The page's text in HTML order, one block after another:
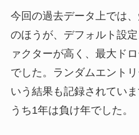
今回の過去データ上では
のほうが、デフォルト設
ァクターが高く、最大ド
でした。ランダムエント
いう結果も記録されてい
うち1年は負け年でした。